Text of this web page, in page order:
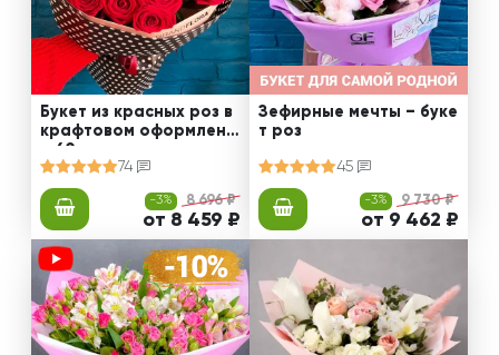
Букет из красных роз в
крафтовом оформлени
и 60 см
74
-3% 8 696 ₽
от 8 459 ₽
Зефирные мечты – буке
т роз
45
-3% 9 730 ₽
от 9 462 ₽